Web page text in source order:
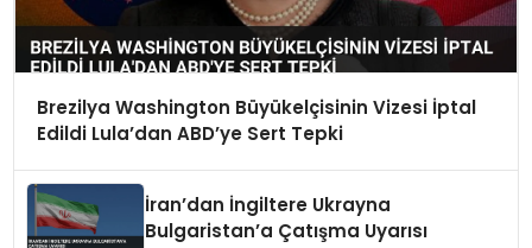
Brezilya Washington Büyükelçisinin Vizesi İptal
Edildi Lula’dan ABD’ye Sert Tepki
İran’dan İngiltere Ukrayna
Bulgaristan’a Çatışma Uyarısı